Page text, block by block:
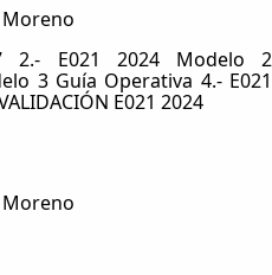
Moreno
2.- E021 2024 Modelo 2
3 Guía Operativa 4.- E021
E021 2024
Moreno